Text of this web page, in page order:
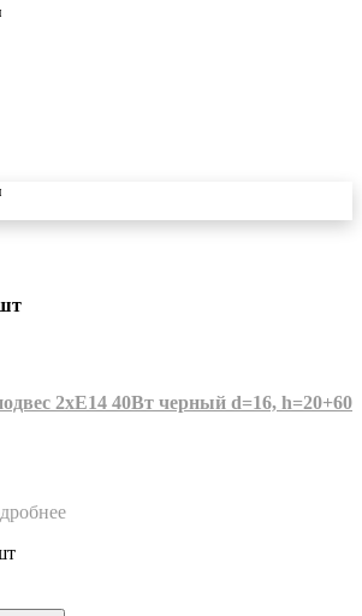
2хЕ14 40Вт черный d=16, h=20+60